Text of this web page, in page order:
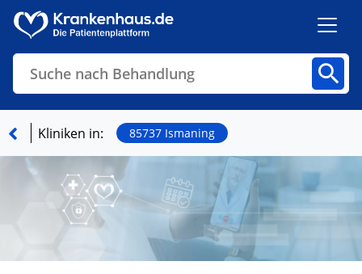
Suche nach Behandlung
Finden
Kliniken in: 85737 Ismaning